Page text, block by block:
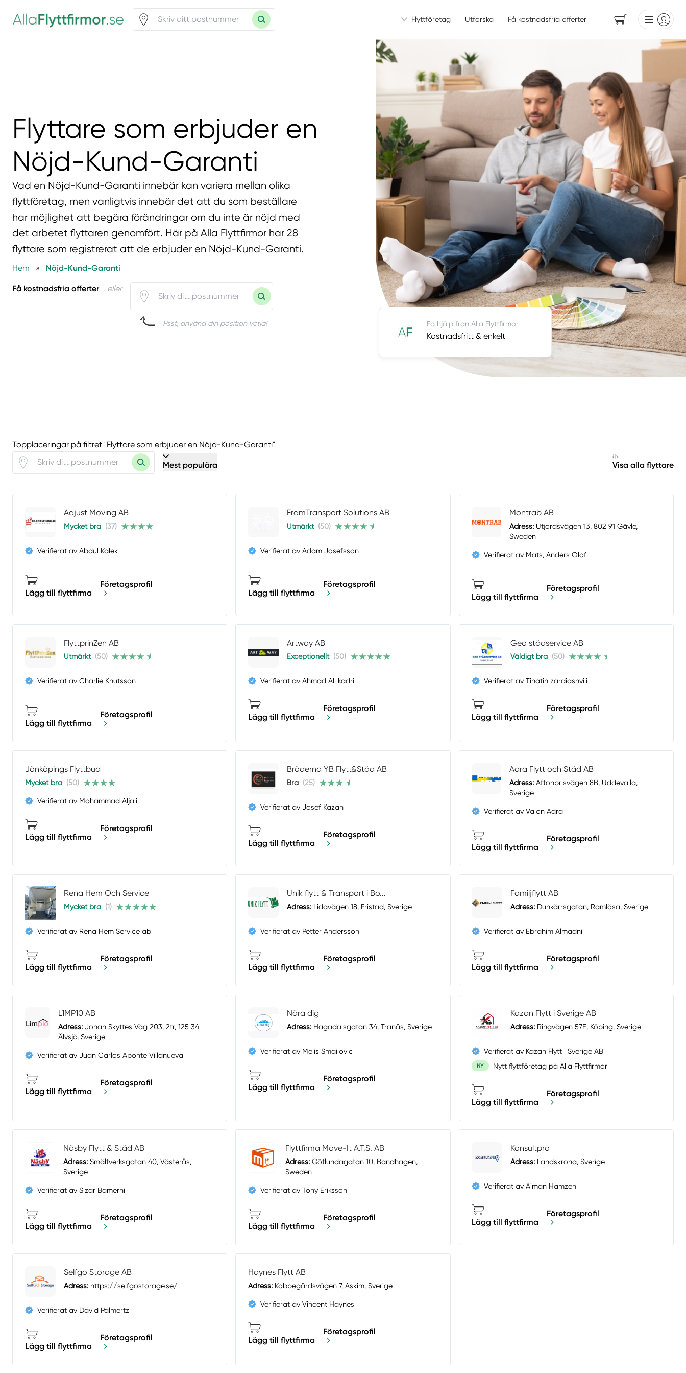
Flyttföretag Utforska Få kostnadsfria offerter
Flyttare som erbjuder en
Nöjd-Kund-Garanti
Vad en Nöjd-Kund-Garanti innebär kan variera mellan olika
flyttföretag, men vanligtvis innebär det att du som beställare
har möjlighet att begära förändringar om du inte är nöjd med
det arbetet flyttaren genomfört. Här på Alla Flyttfirmor har 28
flyttare som registrerat att de erbjuder en Nöjd-Kund-Garanti.
Hem » Nöjd-Kund-Garanti
Få kostnadsfria offerter eller
Psst, använd din position vetja! Få hjälp från Alla Flyttfirmor
Kostnadsfritt & enkelt
Topplaceringar på filtret "Flyttare som erbjuder en Nöjd-Kund-Garanti"
Mest populära Visa alla flyttare
Adjust Moving AB
Mycket bra (37)
Verifierat av Abdul Kalek
Lägg till flyttfirma
Företagsprofil
FramTransport Solutions AB
Utmärkt (50)
Verifierat av Adam Josefsson
Lägg till flyttfirma
Företagsprofil
Montrab AB
Adress:Utjordsvägen 13, 802 91 Gävle,
Sweden
Verifierat av Mats, Anders Olof
Lägg till flyttfirma
Företagsprofil
FlyttprinZen AB
Utmärkt (50)
Verifierat av Charlie Knutsson
Lägg till flyttfirma
Företagsprofil
Artway AB
Exceptionellt (50)
Verifierat av Ahmad Al-kadri
Lägg till flyttfirma
Företagsprofil
Geo städservice AB
Väldigt bra (50)
Verifierat av Tinatin zardiashvili
Lägg till flyttfirma
Företagsprofil
Jönköpings Flyttbud
Mycket bra (50)
Verifierat av Mohammad Aljali
Lägg till flyttfirma
Företagsprofil
Bröderna YB Flytt&Städ AB
Bra (25)
Verifierat av Josef Kazan
Lägg till flyttfirma
Företagsprofil
Adra Flytt och Städ AB
Adress: Aftonbrisvägen 8B, Uddevalla,
Sverige
Verifierat av Valon Adra
Lägg till flyttfirma
Företagsprofil
Rena Hem Och Service
Mycket bra (1)
Verifierat av Rena Hem Service ab
Lägg till flyttfirma
Företagsprofil
Unik flytt & Transport i Bo...
Adress: Lidavägen 18, Fristad, Sverige
Verifierat av Petter Andersson
Lägg till flyttfirma
Företagsprofil
Familjflytt AB
Adress:Dunkärrsgatan, Ramlösa, Sverige
Verifierat av Ebrahim Almadni
Lägg till flyttfirma
Företagsprofil
L1MP10 AB
Adress: Johan Skyttes Väg 203, 2tr, 125 34
Älvsjö, Sverige
Verifierat av Juan Carlos Aponte Villanueva
Lägg till flyttfirma
Företagsprofil
Nära dig
Adress: Hagadalsgatan 34, Tranås, Sverige
Verifierat av Melis Smailovic
Lägg till flyttfirma
Företagsprofil
Kazan Flytt i Sverige AB
Adress:Ringvägen 57E, Köping, Sverige
Verifierat av Kazan Flytt i Sverige AB
NY Nytt flyttföretag på Alla Flyttfirmor
Lägg till flyttfirma
Företagsprofil
Näsby Flytt & Städ AB
Adress:Smältverksgatan 40, Västerås,
Sverige
Verifierat av Sizar Bamerni
Lägg till flyttfirma
Företagsprofil
Flyttfirma Move-It A.T.S. AB
Adress: Götlundagatan 10, Bandhagen,
Sweden
Verifierat av Tony Eriksson
Lägg till flyttfirma
Företagsprofil
Konsultpro
Adress:Landskrona, Sverige
Verifierat av Aiman Hamzeh
Lägg till flyttfirma
Företagsprofil
Selfgo Storage AB
Adress: https://selfgostorage.se/
Verifierat av David Palmertz
Lägg till flyttfirma
Företagsprofil
Haynes Flytt AB
Adress: Kobbegårdsvägen 7, Askim, Sverige
Verifierat av Vincent Haynes
Lägg till flyttfirma
Företagsprofil